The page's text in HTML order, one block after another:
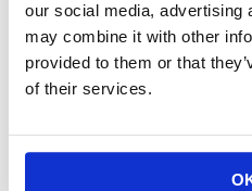
our social media, advertising
may combine it with other
provided to them or that
of their services.
会員登録に関するよ